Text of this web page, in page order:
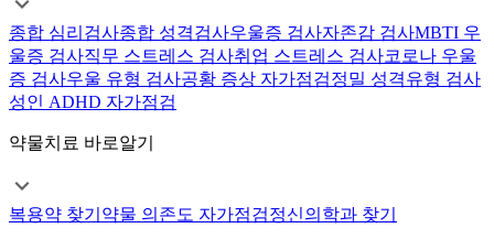
종합 심리검사종합 성격검사우울증 검사자존감 검사MBTI 우
울증 검사직무 스트레스 검사취업 스트레스 검사코로나 우울
증 검사우울 유형 검사공황 증상 자가점검정밀 성격유형 검사
성인 ADHD 자가점검
약물치료 바로알기
복용약 찾기 약물 의존도 자가점검정신의학과 찾기